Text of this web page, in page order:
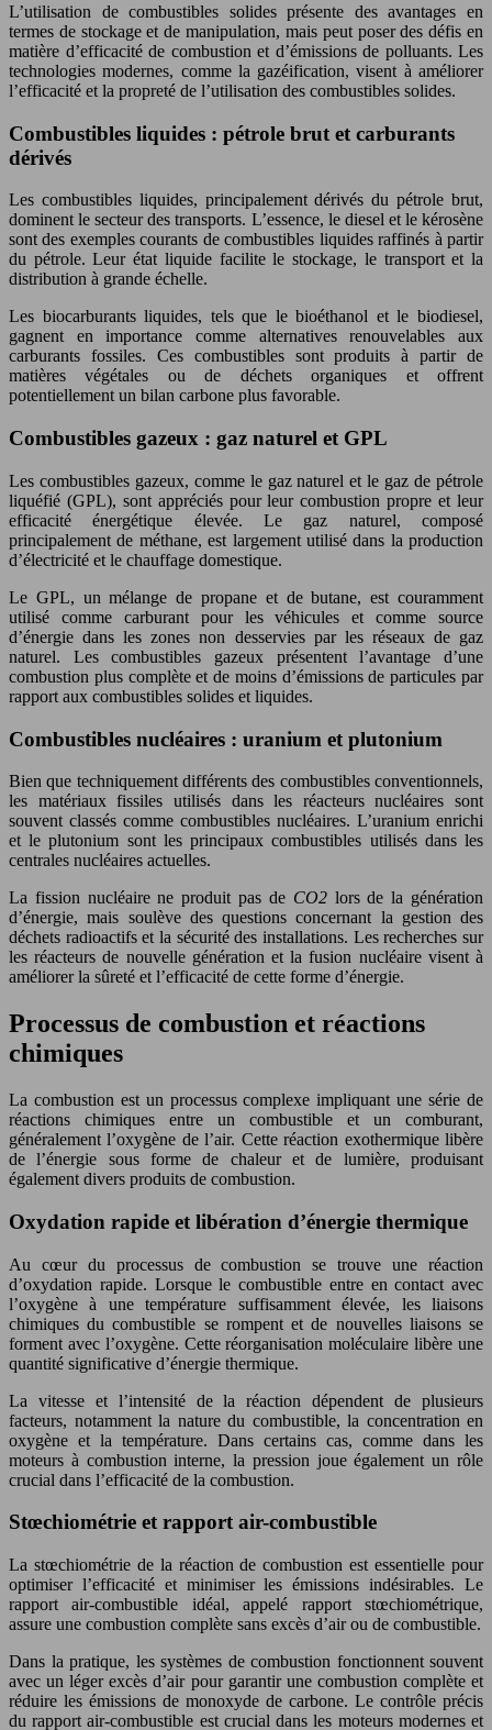
L’utilisation de combustibles solides présente des avantages en
termes de stockage et de manipulation, mais peut poser des défis en
matière d’efficacité de combustion et d’émissions de polluants. Les
technologies modernes, comme la gazéification, visent à améliorer
l’efficacité et la propreté de l’utilisation des combustibles solides.
Combustibles liquides : pétrole brut et carburants
dérivés
Les combustibles liquides, principalement dérivés du pétrole brut,
dominent le secteur des transports. L’essence, le diesel et le kérosène
sont des exemples courants de combustibles liquides raffinés à partir
du pétrole. Leur état liquide facilite le stockage, le transport et la
distribution à grande échelle.
Les biocarburants liquides, tels que le bioéthanol et le biodiesel,
gagnent en importance comme alternatives renouvelables aux
carburants fossiles. Ces combustibles sont produits à partir de
matières végétales ou de déchets organiques et offrent
potentiellement un bilan carbone plus favorable.
Combustibles gazeux : gaz naturel et GPL
Les combustibles gazeux, comme le gaz naturel et le gaz de pétrole
liquéfié (GPL), sont appréciés pour leur combustion propre et leur
efficacité énergétique élevée. Le gaz naturel, composé
principalement de méthane, est largement utilisé dans la production
d’électricité et le chauffage domestique.
Le GPL, un mélange de propane et de butane, est couramment
utilisé comme carburant pour les véhicules et comme source
d’énergie dans les zones non desservies par les réseaux de gaz
naturel. Les combustibles gazeux présentent l’avantage d’une
combustion plus complète et de moins d’émissions de particules par
rapport aux combustibles solides et liquides.
Combustibles nucléaires : uranium et plutonium
Bien que techniquement différents des combustibles conventionnels,
les matériaux fissiles utilisés dans les réacteurs nucléaires sont
souvent classés comme combustibles nucléaires. L’uranium enrichi
et le plutonium sont les principaux combustibles utilisés dans les
centrales nucléaires actuelles.
La fission nucléaire ne produit pas de CO2 lors de la génération
d’énergie, mais soulève des questions concernant la gestion des
déchets radioactifs et la sécurité des installations. Les recherches sur
les réacteurs de nouvelle génération et la fusion nucléaire visent à
améliorer la sûreté et l’efficacité de cette forme d’énergie.
Processus de combustion et réactions
chimiques
La combustion est un processus complexe impliquant une série de
réactions chimiques entre un combustible et un comburant,
généralement l’oxygène de l’air. Cette réaction exothermique libère
de l’énergie sous forme de chaleur et de lumière, produisant
également divers produits de combustion.
Oxydation rapide et libération d’énergie thermique
Au cœur du processus de combustion se trouve une réaction
d’oxydation rapide. Lorsque le combustible entre en contact avec
l’oxygène à une température suffisamment élevée, les liaisons
chimiques du combustible se rompent et de nouvelles liaisons se
forment avec l’oxygène. Cette réorganisation moléculaire libère une
quantité significative d’énergie thermique.
La vitesse et l’intensité de la réaction dépendent de plusieurs
facteurs, notamment la nature du combustible, la concentration en
oxygène et la température. Dans certains cas, comme dans les
moteurs à combustion interne, la pression joue également un rôle
crucial dans l’efficacité de la combustion.
Stœchiométrie et rapport air-combustible
La stœchiométrie de la réaction de combustion est essentielle pour
optimiser l’efficacité et minimiser les émissions indésirables. Le
rapport air-combustible idéal, appelé rapport stœchiométrique,
assure une combustion complète sans excès d’air ou de combustible.
Dans la pratique, les systèmes de combustion fonctionnent souvent
avec un léger excès d’air pour garantir une combustion complète et
réduire les émissions de monoxyde de carbone. Le contrôle précis
du rapport air-combustible est crucial dans les moteurs modernes et